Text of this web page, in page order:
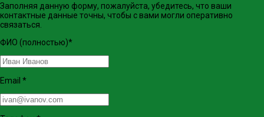
Заполняя данную форму, пожалуйста, убедитесь, что ваши
контактные данные точны, чтобы с вами могли оперативно
связаться.
ФИО (полностью)*
Email *